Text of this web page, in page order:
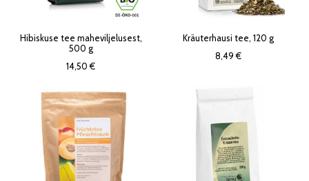
Hibiskuse tee maheviljelusest,
500 g
14,50 €
Kräuterhausi tee, 120 g
8,49 €